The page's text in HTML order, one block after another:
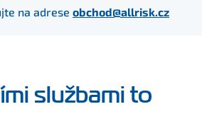
na adrese obchod@allrisk.cz
službami to